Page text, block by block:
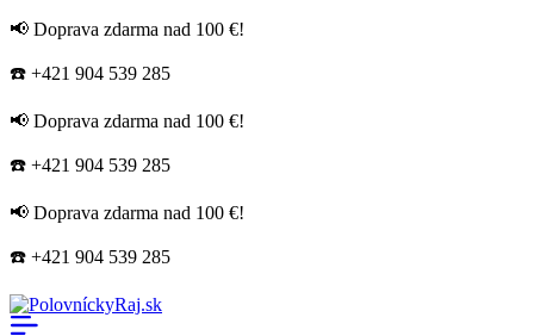
📢 Doprava zdarma nad 100 €!
☎️ +421 904 539 285
📢 Doprava zdarma nad 100 €!
☎️ +421 904 539 285
📢 Doprava zdarma nad 100 €!
☎️ +421 904 539 285